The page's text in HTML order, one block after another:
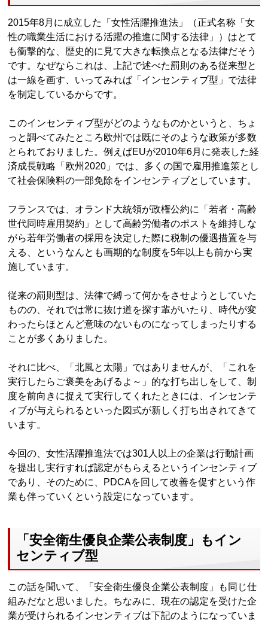
2015年8月に成立した「女性活躍推進法」（正式名称「女
性の職業生活における活躍の推進に関する法律」）はとて
も衝撃的な、歴史的に見て大きな転換点となる法律だそう
です。なぜならこれは、上記で述べた罰則のある従来型と
は一線を画す、いってみれば「インセンティブ型」で法律
を制定しているからです。
このインセンティブ型がどのようなものかというと、ちょ
っと調べてみたところ欧州では既にそのような政策が多数
とられておりました。例えばEUが2010年6月に発表した経
済成長戦略「欧州2020」では、多くの国で雇用推進策とし
て社会保険料の一部免除をインセンティブとしています。
フランスでは、オランド大統領が政権公約に「若者・高齢
世代同時雇用契約」として高齢労働者のポストを維持しな
がら若年労働者の採用を決定した際に税制の優遇措置を与
える、というなんとも画期的な制度を5年以上も前から実
施しています。
従来の罰則型は、法律で縛って何かをさせようとしていた
ものの、それでは常に抜け道を探す輩がいたり、時代が変
わったらほとんど意味のないものになってしまったりする
ことが多くありました。
それに比べ、「北風と太陽」ではありませんが、「これを
実行したらご褒美をあげるよ～」的な打ち出しをして、制
度を前向きに捉えて実行してくれたときには、インセンテ
ィブが与えられるといった図式が新しく打ち出されてきて
います。
今回の、女性活躍推進法では301人以上の企業は行動計画
を提出し実行すれば認定がもらえるというインセンティブ
であり、そのために、PDCAを回して改善を促すという作
業も伴っていくという設定になっています。
「安全衛生優良企業公表制度」もイン
センティブ型
この話を聞いて、「安全衛生優良企業公表制度」も同じ仕
組みだなと思いました。ちなみに、現在の認定を受けた企
業が受けられるインセンティブは下記のようになっていま